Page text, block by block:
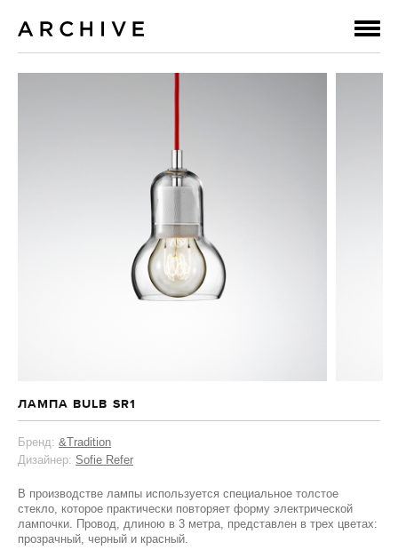
ЛАМПА BULB SR1
Бренд: &Tradition
Дизайнер: Sofie Refer
В производстве лампы используется специальное толстое
стекло, которое практически повторяет форму электрической
лампочки. Провод, длиною в 3 метра, представлен в трех цветах:
прозрачный, черный и красный.